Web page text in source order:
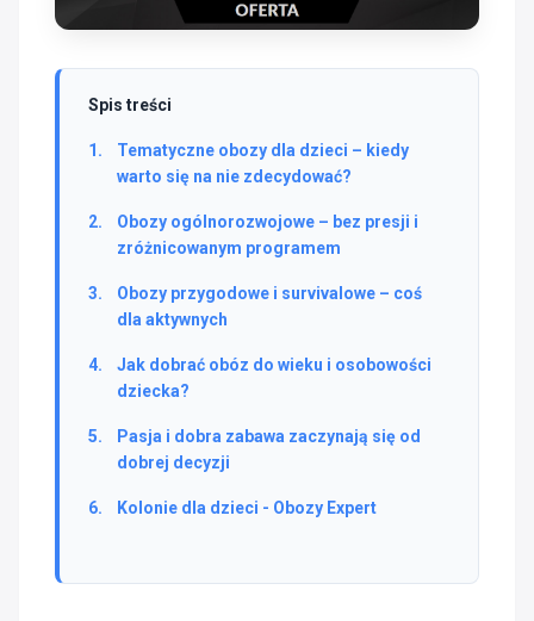
Spis treści
Tematyczne obozy dla dzieci – kiedy
warto się na nie zdecydować?
Obozy ogólnorozwojowe – bez presji i
zróżnicowanym programem
Obozy przygodowe i survivalowe – coś
dla aktywnych
Jak dobrać obóz do wieku i osobowości
dziecka?
Pasja i dobra zabawa zaczynają się od
dobrej decyzji
Kolonie dla dzieci - Obozy Expert